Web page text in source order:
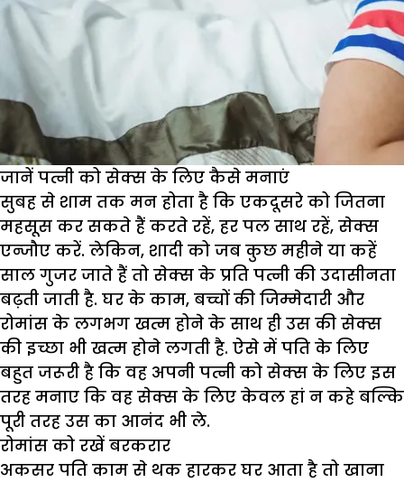
जानें पत्नी को सेक्स के लिए कैसे मनाएं
सुबह से शाम तक मन होता है कि एकदूसरे को जितना
महसूस कर सकते हैं करते रहें, हर पल साथ रहें, सेक्स
एन्जौए करें. लेकिन, शादी को जब कुछ महीने या कहें
साल गुजर जाते हैं तो सेक्स के प्रति पत्नी की उदासीनता
बढ़ती जाती है. घर के काम, बच्चों की जिम्मेदारी और
रोमांस के लगभग खत्म होने के साथ ही उस की सेक्स
की इच्छा भी खत्म होने लगती है. ऐसे में पति के लिए
बहुत जरूरी है कि वह अपनी पत्नी को सेक्स के लिए इस
तरह मनाए कि वह सेक्स के लिए केवल हां न कहे बल्कि
पूरी तरह उस का आनंद भी ले.
रोमांस को रखें बरकरार
अकसर पति काम से थक हारकर घर आता है तो खाना